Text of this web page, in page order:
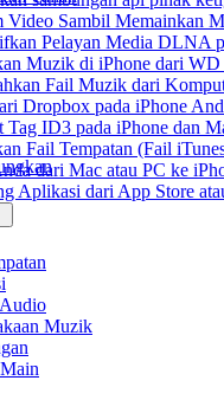
Video Sambil Memainkan
Pelayan Media DLNA
Muzik di iPhone dari
Fail Muzik dari
Dropbox pada iPhone
Tag ID3 pada iPhone dan
Fail Tempatan (Fail
dari Mac atau PC ke
Aplikasi dari App Store
Muzik